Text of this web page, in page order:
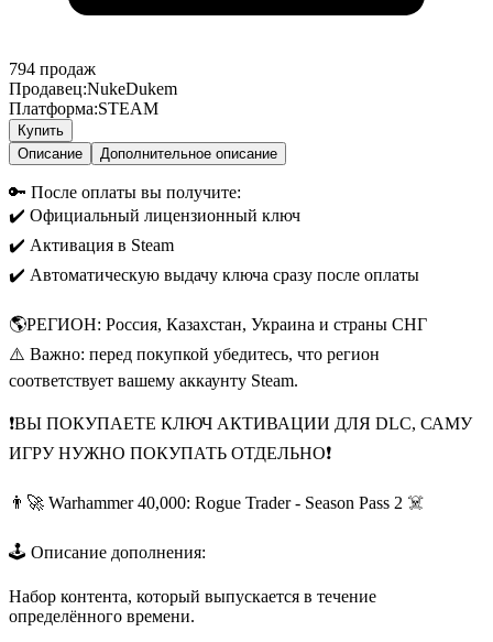
794 продаж
Продавец:NukeDukem
Платформа:STEAM
Купить
Описание
Дополнительное описание
🔑 После оплаты вы получите:
✔️ Официальный лицензионный ключ
✔️ Активация в Steam
✔️ Автоматическую выдачу ключа сразу после оплаты
🌎РЕГИОН: Россия, Казахстан, Украина и страны СНГ
⚠️ Важно: перед покупкой убедитесь, что регион
соответствует вашему аккаунту Steam.
❗ВЫ ПОКУПАЕТЕ КЛЮЧ АКТИВАЦИИ ДЛЯ DLC, САМУ
ИГРУ НУЖНО ПОКУПАТЬ ОТДЕЛЬНО❗
👨‍🚀 Warhammer 40,000: Rogue Trader - Season Pass 2 ☠️
🕹️ Описание дополнения:
Набор контента, который выпускается в течение
определённого времени.